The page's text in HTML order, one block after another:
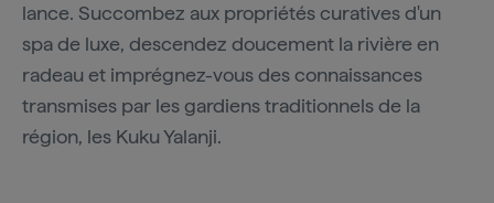
lance. Succombez aux propriétés curatives d'un
spa de luxe, descendez doucement la rivière en
radeau et imprégnez-vous des connaissances
transmises par les gardiens traditionnels de la
région, les Kuku Yalanji.